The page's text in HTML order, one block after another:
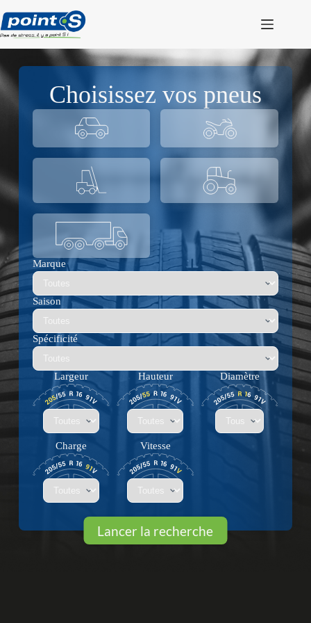
au
contenu
Choisissez vos pneus
Marque
Saison
Spécificité
Largeur Hauteur Diamètre
Charge Vitesse